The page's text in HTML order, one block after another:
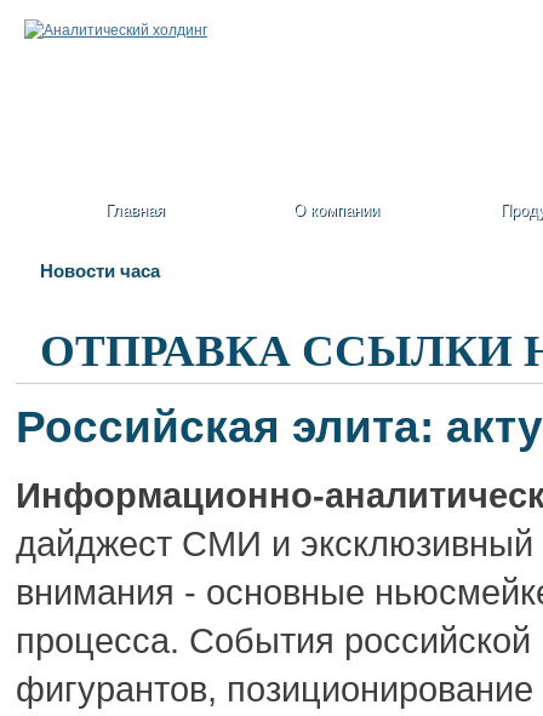
Главная О компании
Новости часа
ОТПРАВКА ССЫЛКИ
Российская элита:
Информационно-
дайджест СМИ и эксклюзивный
внимания - основные
процесса. События
фигурантов,